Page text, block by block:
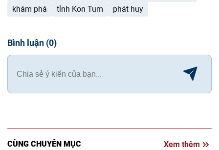
khám phá
tỉnh Kon Tum phát huy
Bình luận (0)
CÙNG CHUYÊN MỤC Xem thêm